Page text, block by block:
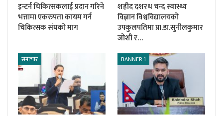
इन्टर्न चिकित्सकलाई प्रदान गरिने
भत्तामा एकरुपता कायम गर्न
चिकित्सक संघको माग
शहीद दशरथ चन्द स्वास्थ्य
विज्ञान विश्वविद्यालयको
उपकुलपतिमा प्रा.डा.सुनीलकुमार
जोशी र…
समाचार BANNER 1